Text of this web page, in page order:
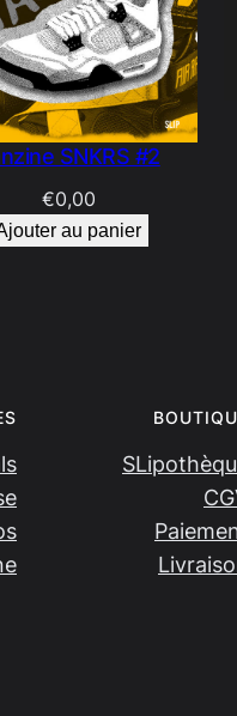
SNKRS #2
€0,00
au panier